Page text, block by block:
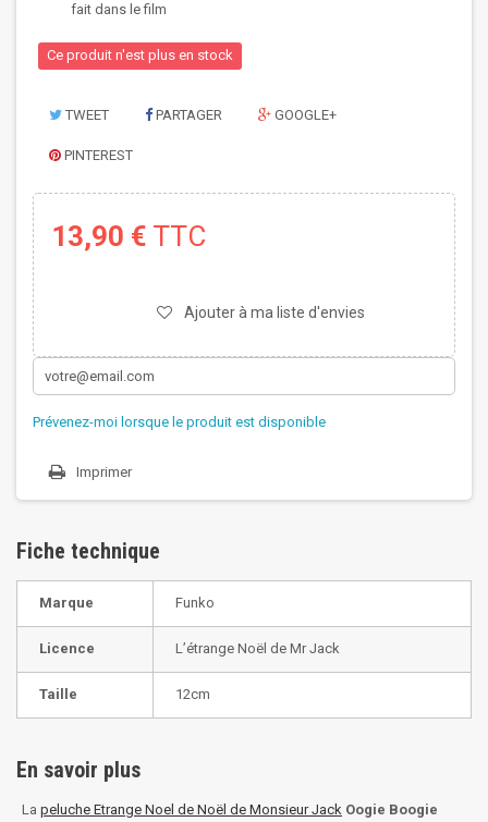
fait dans le film
Ce produit n'est plus en stock
TWEET PARTAGER GOOGLE+
PINTEREST
13,90 € TTC
Ajouter à ma liste d'envies
Prévenez-moi lorsque le produit est disponible
Imprimer
Fiche technique
Marque Funko
Licence L’étrange Noël de Mr Jack
Taille 12cm
En savoir plus
La peluche Etrange Noel de Noël de Monsieur Jack Oogie Boogie